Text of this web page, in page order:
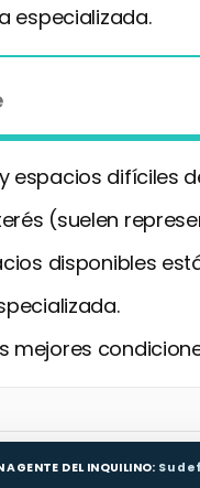
especializada.
espacios difíciles
(suelen
disponibles
mejores
DEL INQUILINO: Su